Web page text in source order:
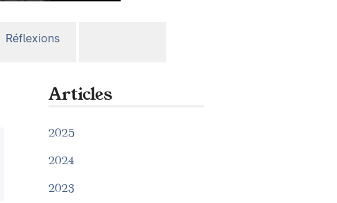
Réflexions
Articles
2025
2024
2023